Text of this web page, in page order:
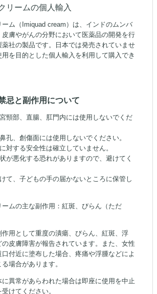
リームの個人輸入
ム（Imiquad cream）は、インドのムンバ
膚やがんの分野において医薬品の開発を行
薬社の製品です。日本では発売されていませ
を目的とした個人輸入を利用して購入でき
忌と副作用について
頸部、直腸、肛門内には使用しないでくだ
孔、創傷面には使用しないでください。
対する安全性は確立していません。
が悪化する恐れがありますので、避けてく
て、子どもの手の届かないところに保管し
ムの主な副作用：紅斑、びらん（ただ
作用として重度の潰瘍、びらん、紅斑、浮
皮膚障害が報告されています。また、女性
付近に塗布した場合、疼痛や浮腫などによ
場合があります。
異常があらわれた場合は即座に使用を中止
けてください。